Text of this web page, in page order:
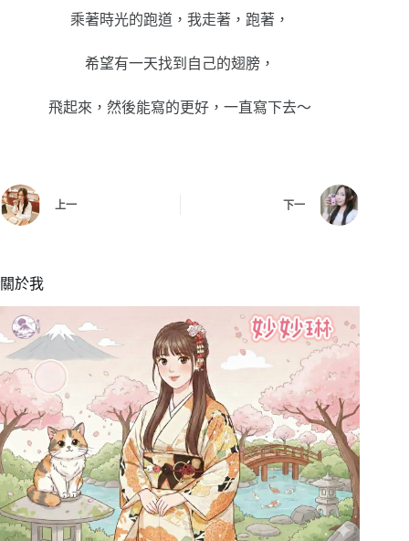
乘著時光的跑道，我走著，跑著，
希望有一天找到自己的翅膀，
飛起來，然後能寫的更好，一直寫下去～
上一 下一
關於我